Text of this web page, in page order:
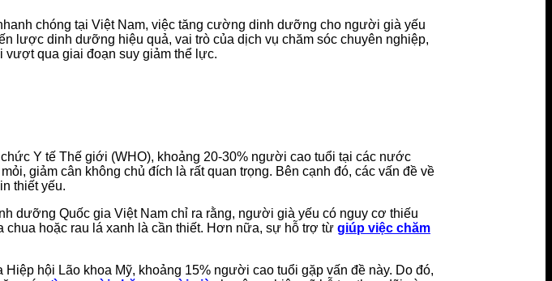
chóng tại Việt Nam, việc tăng cường dinh dưỡng cho người già yếu
lược dinh dưỡng hiệu quả, vai trò của dịch vụ chăm sóc chuyên nghiệp,
qua giai đoạn suy giảm thể lực.
Y tế Thế giới (WHO), khoảng 20-30% người cao tuổi tại các nước
giảm cân không chủ đích là rất quan trọng. Bên cạnh đó, các vấn đề về
thiết yếu.
dưỡng Quốc gia Việt Nam chỉ ra rằng, người già yếu có nguy cơ thiếu
hoặc rau lá xanh là cần thiết. Hơn nữa, sự hỗ trợ từ giúp việc chăm
hội Lão khoa Mỹ, khoảng 15% người cao tuổi gặp vấn đề này. Do đó,